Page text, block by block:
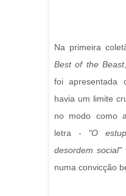
Na primeira
Best of the Beast
foi apresentada
havia um limite
no modo como
letra - "O
desordem social"
numa convicção